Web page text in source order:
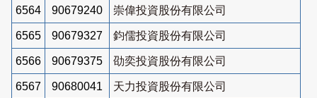
6564 90679240 崇偉投資股份有限公司
6565 90679327 鈞儒投資股份有限公司
6566 90679375 劭奕投資股份有限公司
6567 90680041 天力投資股份有限公司